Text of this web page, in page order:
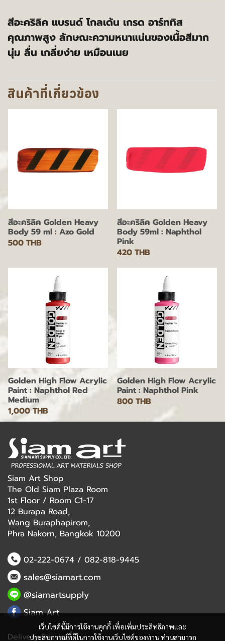
สีอะคริลิค แบรนด์ โกลเด้น เกรด อาร์ททิส
คุณภาพสูง ลักษณะความหนาแน่นของเนื้อสีมาก
นุ่ม ลื่น เกลี่ยง่าย เหมือนเนย
สินค้าที่เกี่ยวข้อง
สีอะคริลิค Golden Heavy
Body 59 ml : Azo Gold
500 THB
สีอะคริลิค Golden Heavy
Body 59ml : Naphthol
Pink
420 THB
Golden High Flow Acrylic
Paint : Naphthol Red
Medium
1,000 THB
Golden High Flow Acrylic
Paint : Naphthol Pink
800 THB
เว็บไซต์นี้มีการใช้งานคุกกี้ เพื่อเพิ่มประสิทธิภาพและ
ประสบการณ์ที่ดีในการใช้งานเว็บไซต์ของท่าน ท่านสามารถ
Siam Art Shop
The Old Siam Plaza Room
1st Floor / Room C1-17
12 Burapa Road,
Wang Buraphapirom,
Phra Nakorn, Bangkok 10200
02-222-0674/ 082-818-9445
sales@siamart.com
@siamartsupply
Siam Art
Delivery Service